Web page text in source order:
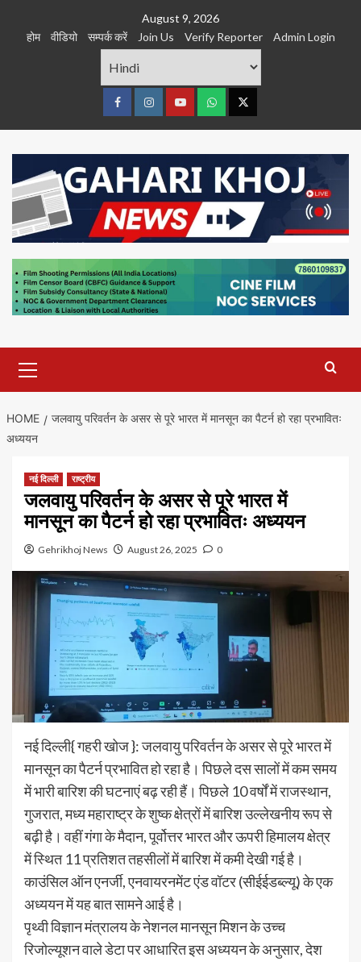
August 9, 2026
होम
वीडियो सम्पर्क करें Join Us Verify Reporter Admin Login
FacebookInstagramyoutubeWhatsTwitter
Menu
HOME
जलवायु परिवर्तन के असर से पूरे भारत में मानसून का पैटर्न हो रहा प्रभावितः
अध्ययन
नई दिल्ली राष्ट्रीय
जलवायु परिवर्तन के असर से पूरे भारत में
मानसून का पैटर्न हो रहा प्रभावितः अध्ययन
Gehrikhoj News August 26, 2025 0
नई दिल्ली{ गहरी खोज }: जलवायु परिवर्तन के असर से पूरे भारत में
मानसून का पैटर्न प्रभावित हो रहा है। पिछले दस सालों में कम समय
में भारी बारिश की घटनाएं बढ़ रही हैं। पिछले 10 वर्षों में राजस्थान,
गुजरात, मध्य महाराष्ट्र के शुष्क क्षेत्रों में बारिश उल्लेखनीय रूप से
बढ़ी है। वहीं गंगा के मैदान, पूर्वोत्तर भारत और ऊपरी हिमालय क्षेत्र
में स्थित 11 प्रतिशत तहसीलों में बारिश में कमी देखी गई है।
काउंसिल ऑन एनर्जी, एनवायरनमेंट एंड वॉटर (सीईईडब्ल्यू) के एक
अध्ययन में यह बात सामने आई है।
पृथ्वी विज्ञान मंत्रालय के नेशनल मानसून मिशन के उच्च
रिजोल्यूशन वाले डेटा पर आधारित इस अध्ययन के अनुसार, देश